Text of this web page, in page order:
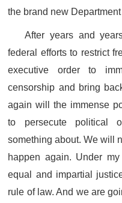
the brand new
After years and
federal efforts to restrict
executive order to
censorship and bring
again will the immense
to persecute political
something about. We will
happen again. Under
equal and impartial
rule of law. And we are